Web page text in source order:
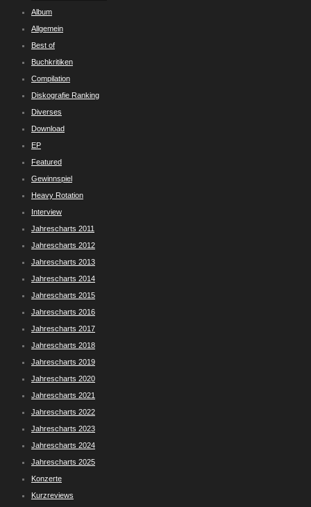
Album
Allgemein
Best of
Buchkritiken
Compilation
Diskografie Ranking
Diverses
Download
EP
Featured
Gewinnspiel
Heavy Rotation
Interview
Jahrescharts 2011
Jahrescharts 2012
Jahrescharts 2013
Jahrescharts 2014
Jahrescharts 2015
Jahrescharts 2016
Jahrescharts 2017
Jahrescharts 2018
Jahrescharts 2019
Jahrescharts 2020
Jahrescharts 2021
Jahrescharts 2022
Jahrescharts 2023
Jahrescharts 2024
Jahrescharts 2025
Konzerte
Kurzreviews